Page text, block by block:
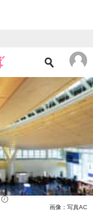
画像：写真AC